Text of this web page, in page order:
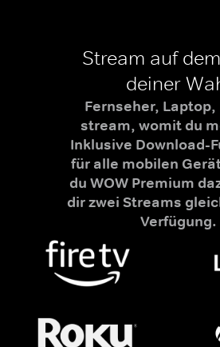
Stream auf
deiner
Fernseher, Laptop,
stream, womit du
Inklusive Download-
für alle mobilen
du WOW Premium
dir zwei Streams
Verfügung.